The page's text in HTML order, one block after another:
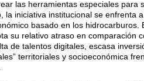
las herramientas especiales
iniciativa institucional se
basado en los hidrocarburos.
su relativo atraso en
de talentos digitales, escasa
territoriales y socioeconómica